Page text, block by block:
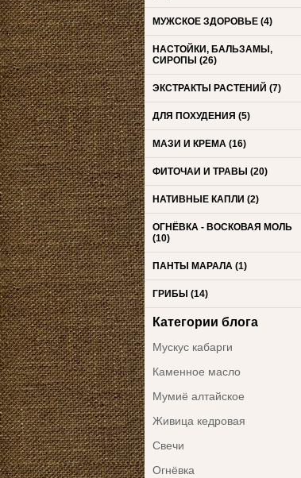
МУЖСКОЕ ЗДОРОВЬЕ (4)
НАСТОЙКИ, БАЛЬЗАМЫ,
СИРОПЫ (26)
ЭКСТРАКТЫ РАСТЕНИЙ (7)
ДЛЯ ПОХУДЕНИЯ (5)
МАЗИ И КРЕМА (16)
ФИТОЧАИ И ТРАВЫ (20)
НАТИВНЫЕ КАПЛИ (2)
ОГНЁВКА - ВОСКОВАЯ МОЛЬ
(10)
ПАНТЫ МАРАЛА (1)
ГРИБЫ (14)
Категории блога
Мускус кабарги
Каменное масло
Мумиё алтайское
Живица кедровая
Свечи
Огнёвка